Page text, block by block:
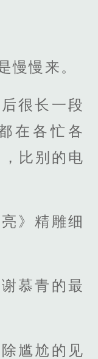
慢慢来。
很长一段
在各忙各
比别的电
》精雕细
慕青的最
尴尬的见